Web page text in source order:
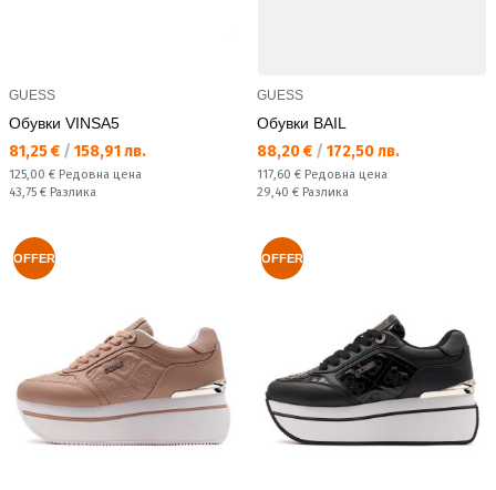
GUESS
Обувки VINSA5
Текуща цена:
81,25 € / 158,91 лв.
Редовна цена:
125,00 € Редовна цена
Спестявате:
43,75 € Разлика
GUESS
Обувки BAIL
Текуща цена:
88,20 € / 172,50 лв.
Редовна цена:
117,60 € Редовна цена
Спестявате:
29,40 € Разлика
OFFER OFFER